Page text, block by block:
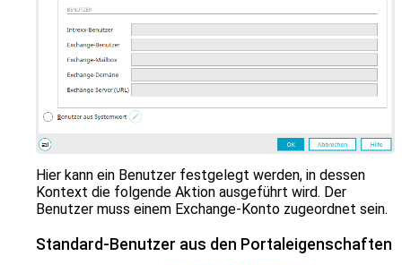
Hier kann ein Benutzer festgelegt werden, in dessen
Kontext die folgende Aktion ausgeführt wird. Der
Benutzer muss einem Exchange-Konto zugeordnet sein.
Standard-Benutzer aus den Portaleigenschaften